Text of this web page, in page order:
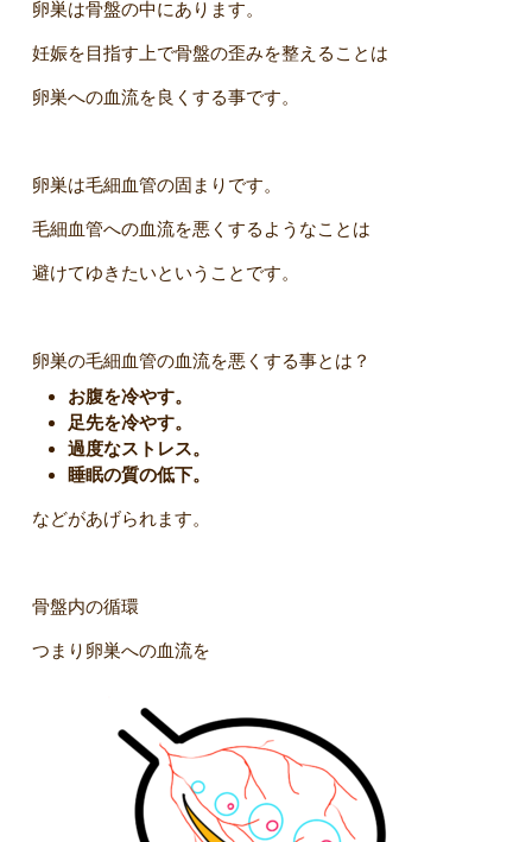
卵巣は骨盤の中にあります。
妊娠を目指す上で骨盤の歪みを整えることは
卵巣への血流を良くする事です。
卵巣は毛細血管の固まりです。
毛細血管への血流を悪くするようなことは
避けてゆきたいということです。
卵巣の毛細血管の血流を悪くする事とは？
お腹を冷やす。
足先を冷やす。
過度なストレス。
睡眠の質の低下。
などがあげられます。
骨盤内の循環
つまり卵巣への血流を